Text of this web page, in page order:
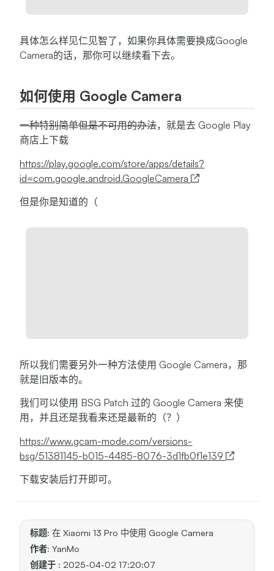
具体怎么样见仁见智了，如果你具体需要换成Google
Camera的话，那你可以继续看下去。
如何使用 Google Camera
一种特别简单但是不可用的办法，就是去 Google Play
商店上下载
https://play.google.com/store/apps/details?
id=com.google.android.GoogleCamera
但是你是知道的（
所以我们需要另外一种方法使用 Google Camera，那
就是旧版本的。
我们可以使用 BSG Patch 过的 Google Camera 来使
用，并且还是我看来还是最新的（？）
https://www.gcam-mode.com/versions-
bsg/51381145-b015-4485-8076-3d1fb0f1e139
下载安装后打开即可。
标题: 在 Xiaomi 13 Pro 中使用 Google Camera
作者: YanMo
创建于 : 2025-04-02 17:20:07